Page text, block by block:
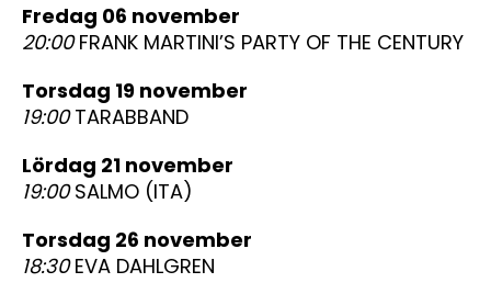
fredag 06 november
20:00FRANK MARTINI’S PARTY OF THE CENTURY
torsdag 19 november
19:00TARABBAND
lördag 21 november
19:00SALMO (ITA)
torsdag 26 november
18:30EVA DAHLGREN